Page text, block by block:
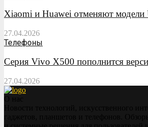
Xiaomi и Huawei отменяют модели
27.04.2026
Телефоны
Серия Vivo X500 пополнится
27.04.2026